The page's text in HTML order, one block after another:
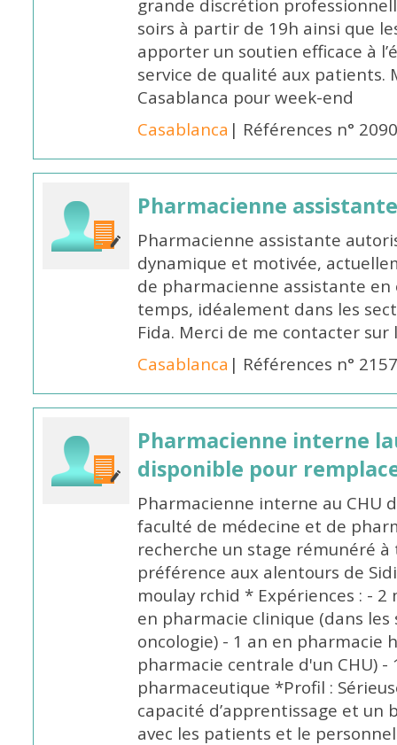
grande discrétion
soirs à partir de 19h ainsi que
apporter un soutien efficace à
service de qualité aux patients.
Casablanca pour week-end
Casablanca | Références n°
Pharmacienne
Pharmacienne assistante
dynamique et motivée,
de pharmacienne assistante en
temps, idéalement dans les
Fida. Merci de me contacter sur
Casablanca | Références n°
Pharmacienne interne
disponible pour
Pharmacienne interne au CHU
faculté de médecine et de
recherche un stage rémunéré
préférence aux alentours de
moulay rchid * Expériences : -
en pharmacie clinique (dans les
oncologie) - 1 an en pharmacie
pharmacie centrale d'un CHU)
pharmaceutique *Profil :
capacité d’apprentissage et un
avec les patients et le